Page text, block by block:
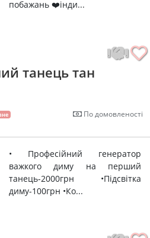
побажань ❤️інди...
танець тан
По домовленості
• Професійний генератор
важкого диму на перший
танець-2000грн •Підсвітка
диму-100грн •Ко...